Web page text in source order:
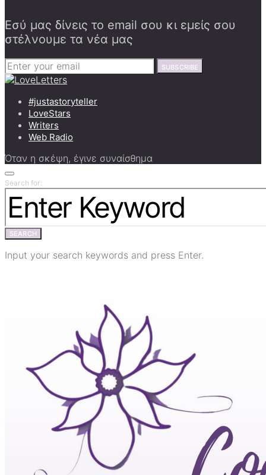
Εσύ μας δίνεις το email σου κι εμείς σου
στέλνουμε τα νέα μας
SUBSCRIBE
#justastoryteller
LoveStars
Writers
Web Radio
Όταν η σκέψη, έγινε συναίσθημα
Search for:
SEARCH
Input your search keywords and press Enter.